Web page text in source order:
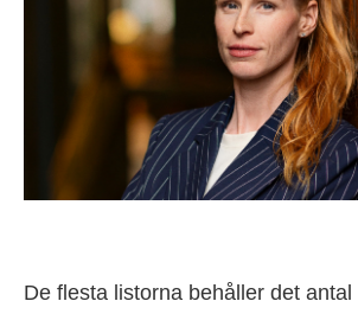
De flesta listorna behåller det